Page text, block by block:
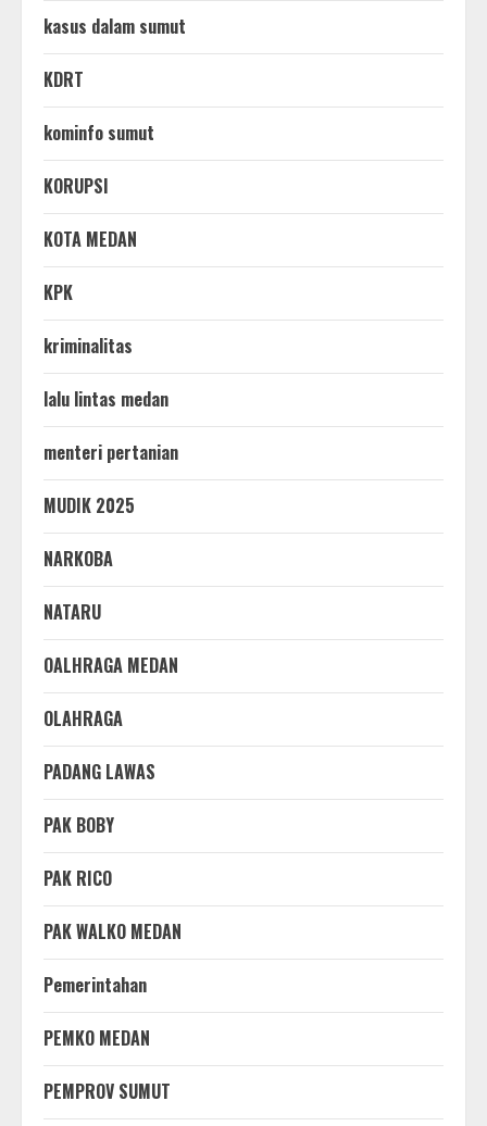
kasus dalam sumut
KDRT
kominfo sumut
KORUPSI
KOTA MEDAN
KPK
kriminalitas
lalu lintas medan
menteri pertanian
MUDIK 2025
NARKOBA
NATARU
OALHRAGA MEDAN
OLAHRAGA
PADANG LAWAS
PAK BOBY
PAK RICO
PAK WALKO MEDAN
Pemerintahan
PEMKO MEDAN
PEMPROV SUMUT